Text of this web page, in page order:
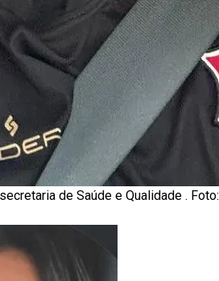
de Saúde e Qualidade . Foto: